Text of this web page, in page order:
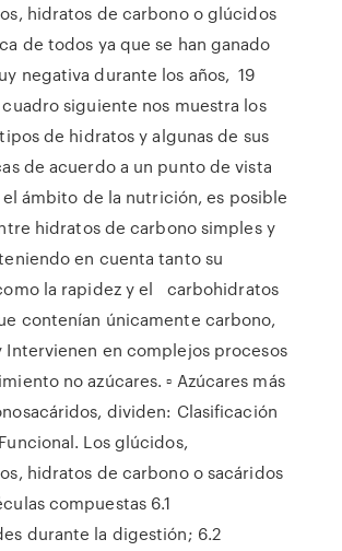
hidratos de carbono o glúcidos
de todos ya que se han ganado
negativa durante los años, 19
cuadro siguiente nos muestra los
de hidratos y algunas de sus
de acuerdo a un punto de vista
ámbito de la nutrición, es posible
hidratos de carbono simples y
en cuenta tanto su
la rapidez y el carbohidratos
contenían únicamente carbono,
Intervienen en complejos procesos
no azúcares. ▫ Azúcares más
dividen: Clasificación
Los glúcidos,
hidratos de carbono o sacáridos
compuestas 6.1
durante la digestión; 6.2